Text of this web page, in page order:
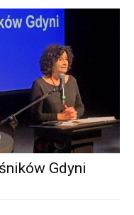
Gdyni